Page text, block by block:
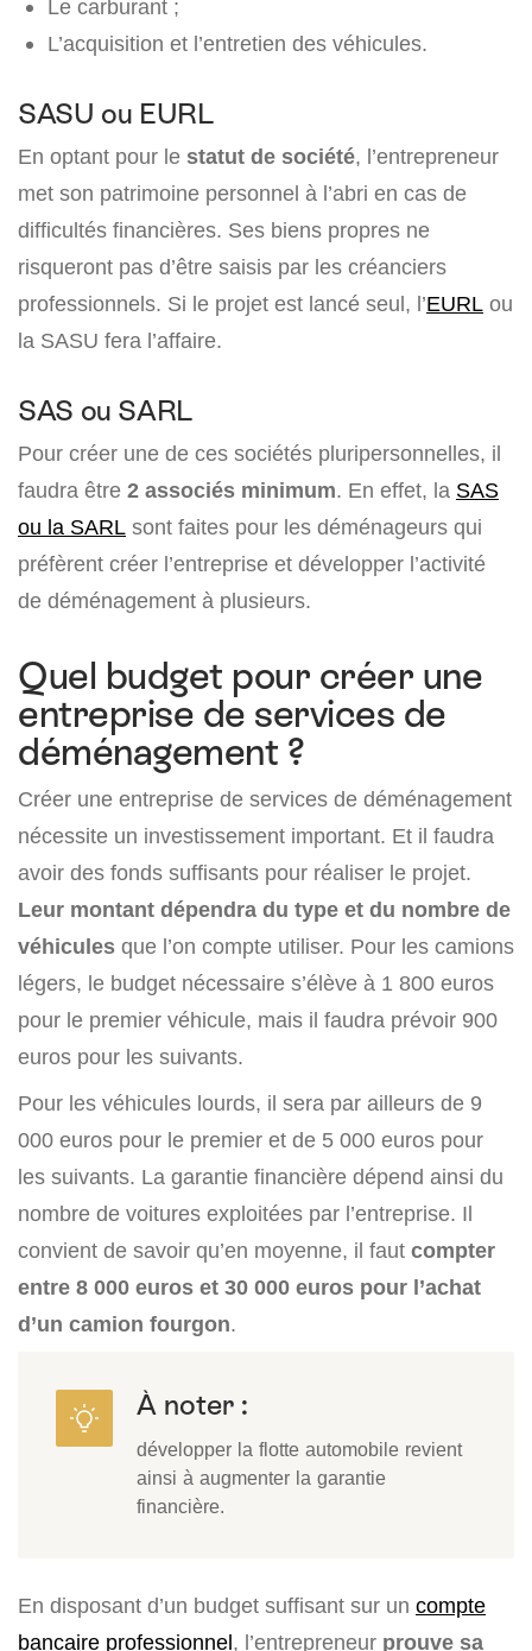
Le carburant ;
L’acquisition et l’entretien des véhicules.
SASU ou EURL
En optant pour le statut de société, l’entrepreneur
met son patrimoine personnel à l’abri en cas de
difficultés financières. Ses biens propres ne
risqueront pas d’être saisis par les créanciers
professionnels. Si le projet est lancé seul, l’EURL ou
la SASU fera l’affaire.
SAS ou SARL
Pour créer une de ces sociétés pluripersonnelles, il
faudra être 2 associés minimum. En effet, la SAS
ou la SARL sont faites pour les déménageurs qui
préfèrent créer l’entreprise et développer l’activité
de déménagement à plusieurs.
Quel budget pour créer une
entreprise de services de
déménagement ?
Créer une entreprise de services de déménagement
nécessite un investissement important. Et il faudra
avoir des fonds suffisants pour réaliser le projet.
Leur montant dépendra du type et du nombre de
véhicules que l’on compte utiliser. Pour les camions
légers, le budget nécessaire s’élève à 1 800 euros
pour le premier véhicule, mais il faudra prévoir 900
euros pour les suivants.
Pour les véhicules lourds, il sera par ailleurs de 9
000 euros pour le premier et de 5 000 euros pour
les suivants. La garantie financière dépend ainsi du
nombre de voitures exploitées par l’entreprise. Il
convient de savoir qu’en moyenne, il faut compter
entre 8 000 euros et 30 000 euros pour l’achat
d’un camion fourgon.
À noter :
développer la flotte automobile revient
ainsi à augmenter la garantie
financière.
En disposant d’un budget suffisant sur un compte
bancaire professionnel, l’entrepreneur prouve sa